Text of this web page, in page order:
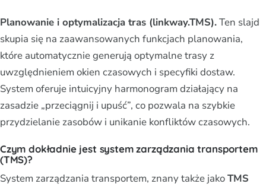
Planowanie i optymalizacja tras (linkway.TMS).Ten slajd
skupia się na zaawansowanych funkcjach planowania,
które automatycznie generują optymalne trasy z
uwzględnieniem okien czasowych i specyfiki dostaw.
System oferuje intuicyjny harmonogram działający na
zasadzie „przeciągnij i upuść”, co pozwala na szybkie
przydzielanie zasobów i unikanie konfliktów czasowych.
Czym dokładnie jest system zarządzania transportem
(TMS)?
System zarządzania transportem, znany także jakoTMS